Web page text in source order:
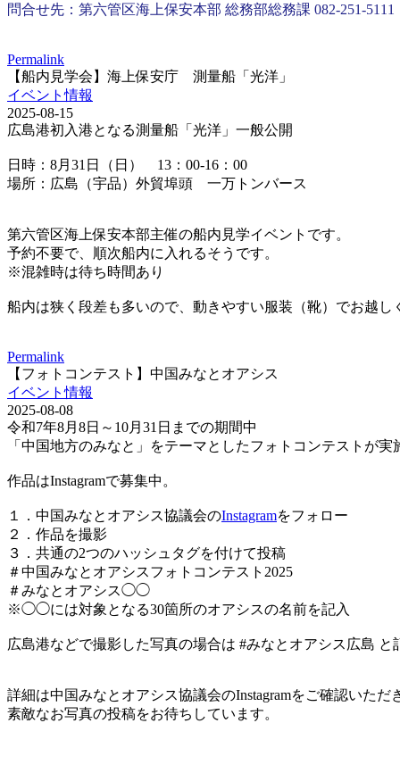
問合せ先：第六管区海上保安本部 総務部総務課 082-251-5111
Permalink
【船内見学会】海上保安庁 測量船「光洋」
イベント情報
2025-08-15
広島港初入港となる測量船「光洋」一般公開
日時：8月31日（日） 13：00-16：00
場所：広島（宇品）外貿埠頭 一万トンバース
第六管区海上保安本部主催の船内見学イベントです。
予約不要で、順次船内に入れるそうです。
※混雑時は待ち時間あり
船内は狭く段差も多いので、動きやすい服装（靴）でお越し
Permalink
【フォトコンテスト】中国みなとオアシス
イベント情報
2025-08-08
令和7年8月8日～10月31日までの期間中
「中国地方のみなと」をテーマとしたフォトコンテストが実
作品はInstagramで募集中。
１．中国みなとオアシス協議会のInstagramをフォロー
２．作品を撮影
３．共通の2つのハッシュタグを付けて投稿
＃中国みなとオアシスフォトコンテスト2025
＃みなとオアシス◯◯
※◯◯には対象となる30箇所のオアシスの名前を記入
広島港などで撮影した写真の場合は #みなとオアシス広島 と
詳細は中国みなとオアシス協議会のInstagramをご確認いただ
素敵なお写真の投稿をお待ちしています。